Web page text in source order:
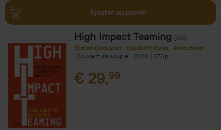
Ajouter au panier
High Impact Teaming (EN)
Stefan Decuyper Elisabeth Raes
Anne Boon
Couverture souple
2020 176
€ 29,99